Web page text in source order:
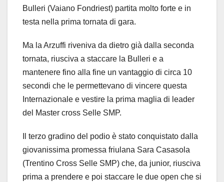
Bulleri (Vaiano Fondriest) partita molto forte e in
testa nella prima tornata di gara.
Ma la Arzuffi riveniva da dietro già dalla seconda
tornata, riusciva a staccare la Bulleri e a
mantenere fino alla fine un vantaggio di circa 10
secondi che le permettevano di vincere questa
Internazionale e vestire la prima maglia di leader
del Master cross Selle SMP.
Il terzo gradino del podio è stato conquistato dalla
giovanissima promessa friulana Sara Casasola
(Trentino Cross Selle SMP) che, da junior, riusciva
prima a prendere e poi staccare le due open che si